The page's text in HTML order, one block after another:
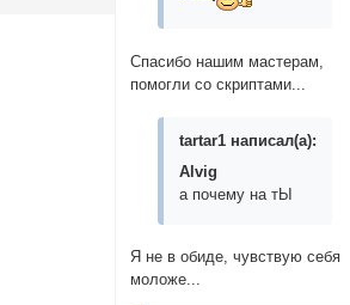
Спасибо нашим мастерам,
помогли со скриптами...
tartar1 написал(а):
Alvig
а почему на тЫ
Я не в обиде, чувствую себя
моложе...